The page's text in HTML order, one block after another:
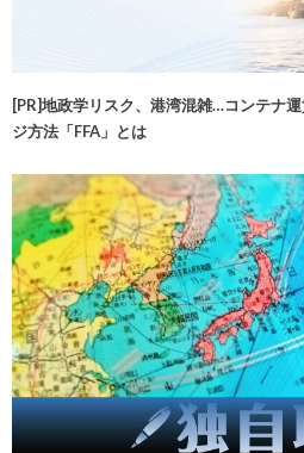
[PR]地政学リスク、港湾混雑…コンテナ
ジ方法「FFA」とは